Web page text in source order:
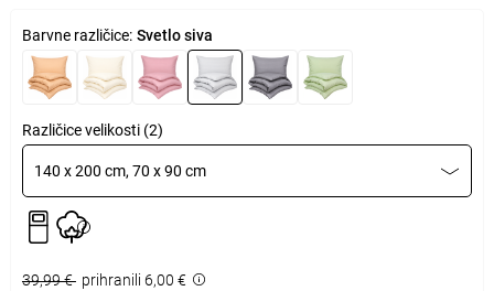
Barvne različice: Svetlo siva
Različice velikosti (2)
140 x 200 cm, 70 x 90 cm
39,99 € prihranili 6,00 €